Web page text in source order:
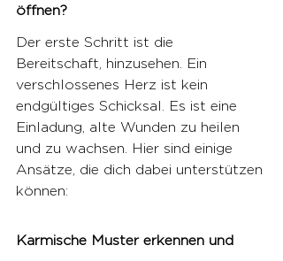
öffnen?
Der erste Schritt ist die
Bereitschaft, hinzusehen. Ein
verschlossenes Herz ist kein
endgültiges Schicksal. Es ist eine
Einladung, alte Wunden zu heilen
und zu wachsen. Hier sind einige
Ansätze, die dich dabei unterstützen
können:
Karmische Muster erkennen und